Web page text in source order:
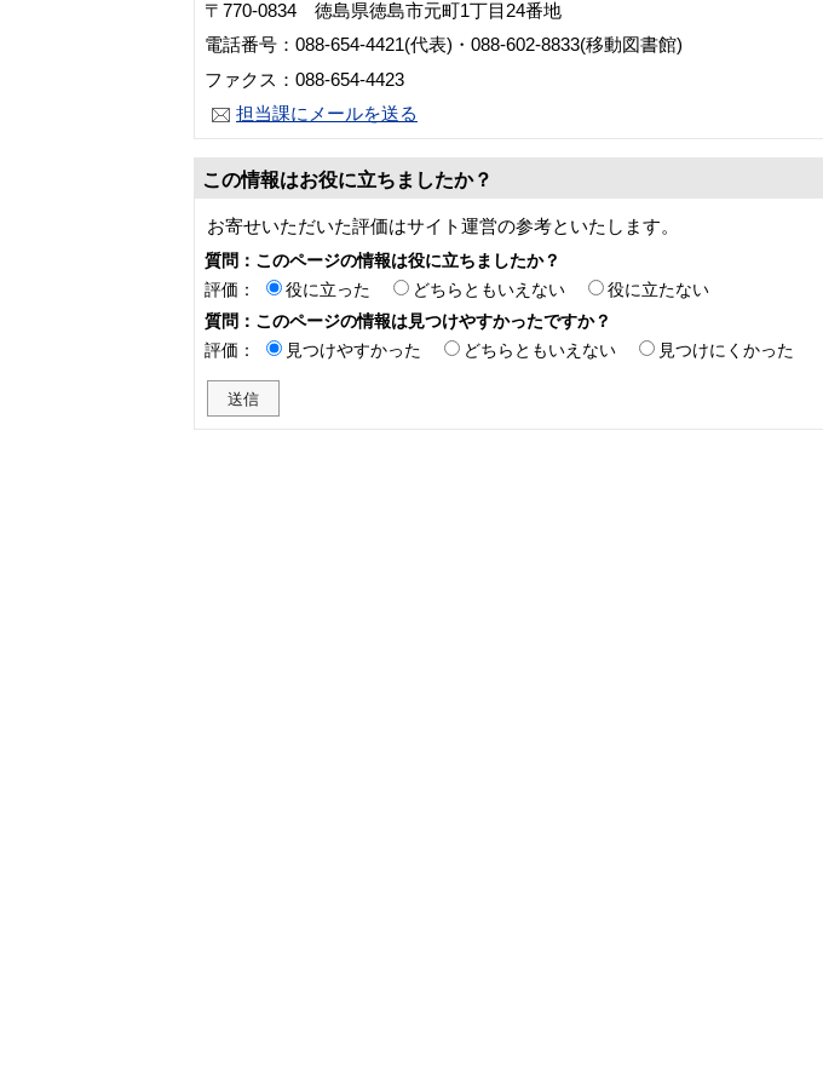
〒770-0834 徳島県徳島市元町1丁目24番地
電話番号：088-654-4421(代表)・088-602-8833(移動図書館)
ファクス：088-654-4423
担当課にメールを送る
この情報はお役に立ちましたか？
お寄せいただいた評価はサイト運営の参考といたします。
質問：このページの情報は役に立ちましたか？
評価：
役に立った どちらともいえない
役に立たない
質問：このページの情報は見つけやすかったですか？
評価：
見つけやすかった どちらともいえない 見つけにくかった